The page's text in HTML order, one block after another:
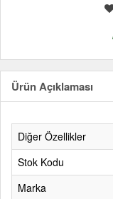
Ürün Açıklaması
Diğer Özellikler
Stok Kodu
Marka